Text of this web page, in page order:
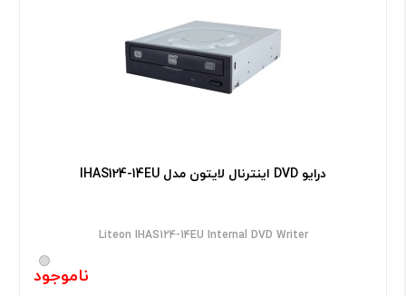
درایو DVD اینترنال لایتون مدل IHAS124-14EU
Liteon IHAS124-14EU Internal DVD Writer
ناموجود